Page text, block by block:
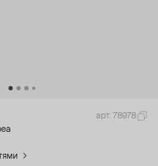
арт. 78978